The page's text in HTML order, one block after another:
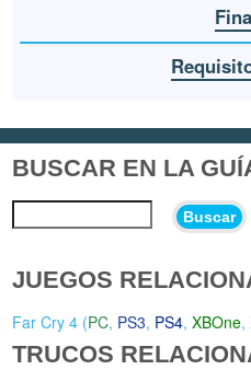
BUSCAR EN LA
Buscar
JUEGOS
Far Cry 4 (PC, PS3, PS4,XBOne,
TRUCOS